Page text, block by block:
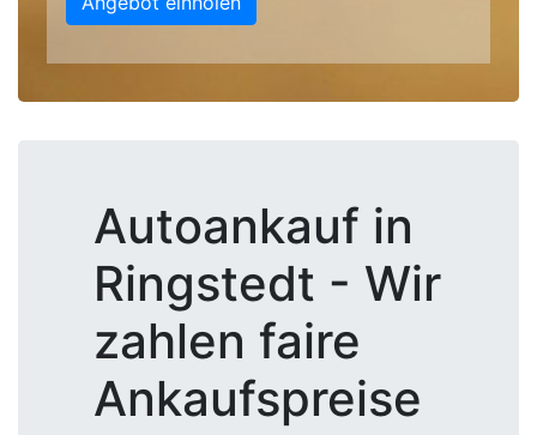
Autoankauf in
Ringstedt - Wir
zahlen faire
Ankaufspreise